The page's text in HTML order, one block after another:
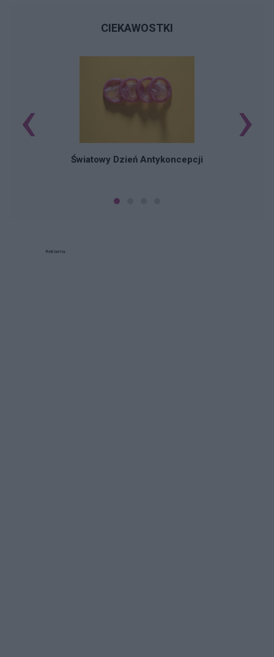
CIEKAWOSTKI
Światowy Dzień Antykoncepcji
‹ ›
Reklama: